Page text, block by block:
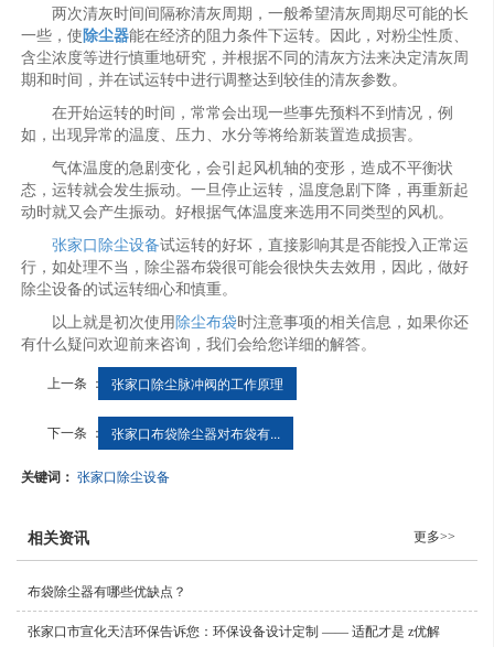
两次清灰时间间隔称清灰周期，一般希望清灰周期尽可能的长
一些，使 除尘器能在经济的阻力条件下运转。因此，对粉尘性质、
含尘浓度等进行慎重地研究，并根据不同的清灰方法来决定清灰周
期和时间，并在试运转中进行调整达到较佳的清灰参数。
在开始运转的时间，常常会出现一些事先预料不到情况，例
如，出现异常的温度、压力、水分等将给新装置造成损害。
气体温度的急剧变化，会引起风机轴的变形，造成不平衡状
态，运转就会发生振动。一旦停止运转，温度急剧下降，再重新起
动时就又会产生振动。好根据气体温度来选用不同类型的风机。
张家口除尘设备试运转的好坏，直接影响其是否能投入正常运
行，如处理不当，除尘器布袋很可能会很快失去效用，因此，做好
除尘设备的试运转细心和慎重。
以上就是初次使用 除尘布袋时注意事项的相关信息，如果你还
有什么疑问欢迎前来咨询，我们会给您详细的解答。
上一条 ： 张家口除尘脉冲阀的工作原理
下一条 ： 张家口布袋除尘器对布袋有...
关键词：张家口除尘设备
相关资讯 更多>>
布袋除尘器有哪些优缺点？
张家口市宣化天洁环保告诉您：环保设备设计定制 —— 适配才是 z优解